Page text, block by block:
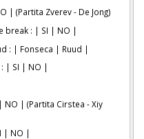
| (Partita Zverev - De Jong)
break : | SI | NO |
: | Fonseca | Ruud |
: | SI | NO |
| (Partita Cirstea - Xiy
| NO |